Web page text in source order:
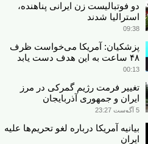
دو فوتبالیست زن ایرانی پناهنده،
استرالیا شدند
09:38
پزشکیان: آمریکا می‌خواست ظرف
۴۸ ساعت به این هدف دست یابد
00:13
تغییر فرمت رژیم گمرکی در مرز
ایران و جمهوری آذربایجان
5 آگوست 23:27
بیانیه آمریکا درباره لغو تحریم‌ها علیه
ایران